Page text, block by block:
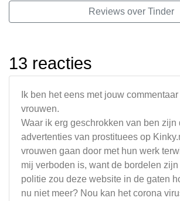
Reviews over Tinder
13 reacties
Ik ben het eens met jouw
vrouwen.
Waar ik erg geschrokken van ben zijn
advertenties van prostituees op
vrouwen gaan door met hun werk
mij verboden is, want de bordelen
politie zou deze website in de gaten
nu niet meer? Nou kan het corona